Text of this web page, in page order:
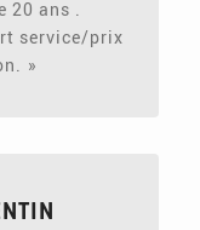
20 ans .
service/prix